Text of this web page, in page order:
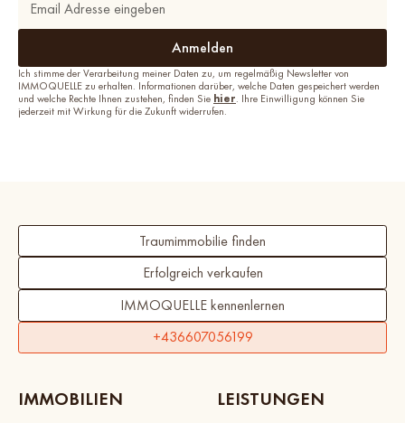
Ich stimme der Verarbeitung meiner Daten zu, um regelmäßig Newsletter von
IMMOQUELLE zu erhalten. Informationen darüber, welche Daten gespeichert werden
und welche Rechte Ihnen zustehen, finden Sie hier. Ihre Einwilligung können Sie
jederzeit mit Wirkung für die Zukunft widerrufen.
Traumimmobilie finden
Erfolgreich verkaufen
IMMOQUELLE kennenlernen
+436607056199
IMMOBILIEN LEISTUNGEN